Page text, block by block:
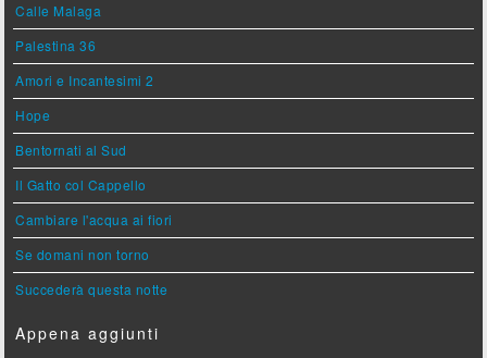
Calle Malaga
Palestina 36
Amori e Incantesimi 2
Hope
Bentornati al Sud
Il Gatto col Cappello
Cambiare l'acqua ai fiori
Se domani non torno
Succederà questa notte
Appena aggiunti